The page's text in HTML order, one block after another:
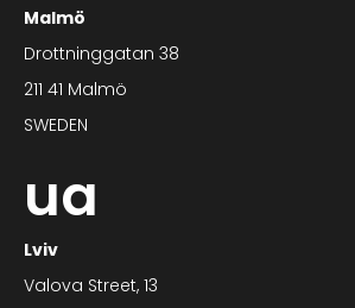
Malmö
Drottninggatan 38
211 41 Malmö
SWEDEN
ua
Lviv
Valova Street, 13